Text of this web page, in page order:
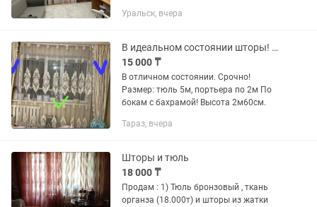
Уральск, вчера
В идеальном состоянии шторы! Срочно!
15 000 ₸
В отличном состоянии. Срочно!
Размер: тюль 5м, портьера по 2м По
бокам с бахрамой! Высота 2м60см.
Тараз, вчера
Шторы и тюль
18 000 ₸
Продам : 1) Тюль бронзовый , ткань
органза (18.000т) и шторы из жатки